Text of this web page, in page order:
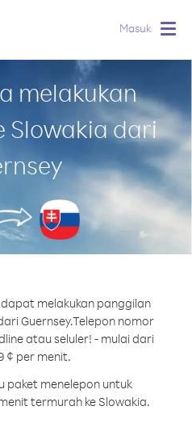
Masuk
melakukan
Slowakia dari
melakukan panggilan
Guernsey.Telepon nomor
atau seluler! - mulai dari
¢ per menit.
paket menelepon untuk
termurah ke Slowakia.